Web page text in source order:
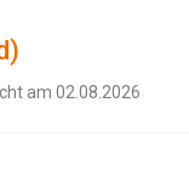
am 02.08.2026